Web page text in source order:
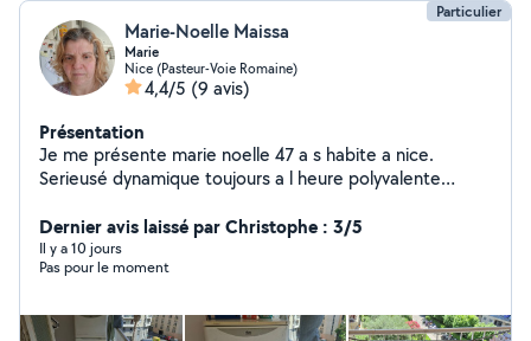
Particulier
Marie-Noelle Maissa
Marie
Nice (Pasteur-Voie Romaine)
4,4/5 (9 avis)
Présentation
Je me présente marie noelle 47 a s habite a nice.
Serieusé dynamique toujours a l heure polyvalente
appliqué. Je recherche un poste d aide a la personne
ménagère baby située a nice et dans kes environs
Disponible immédiatement
Dernier avis laissé par Christophe : 3/5
Il y a 10 jours
Pas pour le moment